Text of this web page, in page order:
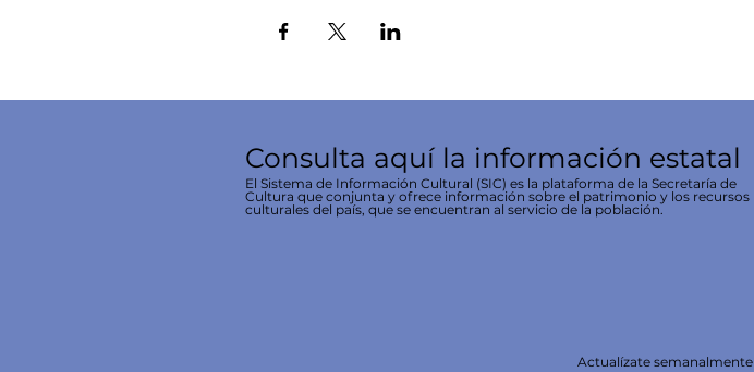
Consulta aquí la información estatal
El Sistema de Información Cultural (SIC) es la plataforma de la Secretaría de
Cultura que conjunta y ofrece información sobre el patrimonio y los recursos
culturales del país, que se encuentran al servicio de la población.
Actualízate semanalmente